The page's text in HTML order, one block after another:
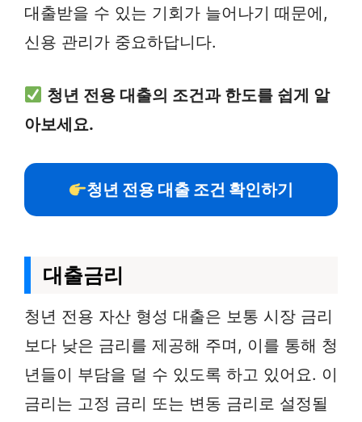
대출받을 수 있는 기회가 늘어나기 때문에,
신용 관리가 중요하답니다.
청년 전용 대출의 조건과 한도를 쉽게 알
아보세요.
청년 전용 대출 조건 확인하기
대출금리
청년 전용 자산 형성 대출은 보통 시장 금리
보다 낮은 금리를 제공해 주며, 이를 통해 청
년들이 부담을 덜 수 있도록 하고 있어요. 이
금리는 고정 금리 또는 변동 금리로 설정될